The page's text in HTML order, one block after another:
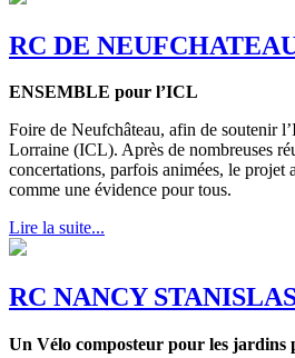
RC DE
ENSEMBLE pour l’ICL
Foire de Neufchâteau, afin de soutenir
Lorraine (ICL). Après de nombreuses
concertations, parfois animées, le projet
comme une évidence pour tous.
Lire la suite...
RC NANCY
Un Vélo composteur pour les jardins